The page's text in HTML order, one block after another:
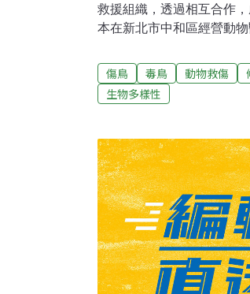
救援組織，透過相互合作
本在新北市中和區經營動
門縣野生動物救援暨保育
始設立在動物醫院，後來
營區，讓軍營變成野生動
有時會發生掛網或毒鳥事
態教育推廣，呼籲人們認
碌著，為前線島嶼，守護
一位貴客，受傷的保育類
毒事件，鳥會與保育單位，
傷鳥 毒鳥 動物救傷
生物多樣性